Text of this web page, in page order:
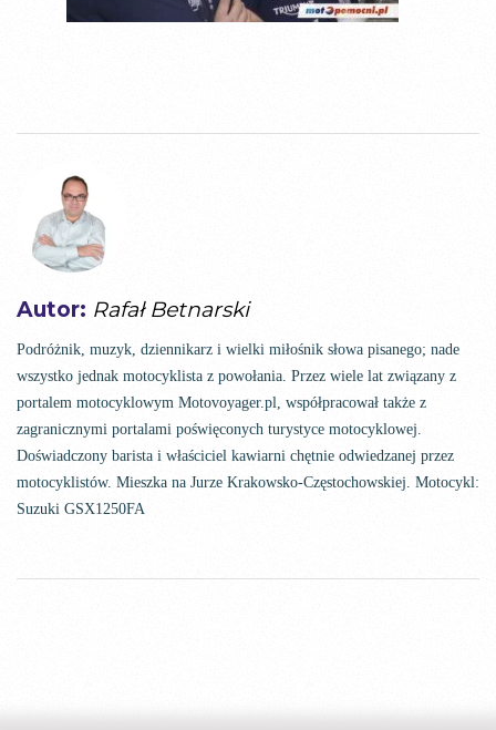
Autor: Rafał Betnarski
Podróżnik, muzyk, dziennikarz i wielki miłośnik słowa pisanego; nade
wszystko jednak motocyklista z powołania. Przez wiele lat związany z
portalem motocyklowym Motovoyager.pl, współpracował także z
zagranicznymi portalami poświęconych turystyce motocyklowej.
Doświadczony barista i właściciel kawiarni chętnie odwiedzanej przez
motocyklistów. Mieszka na Jurze Krakowsko-Częstochowskiej. Motocykl:
Suzuki GSX1250FA